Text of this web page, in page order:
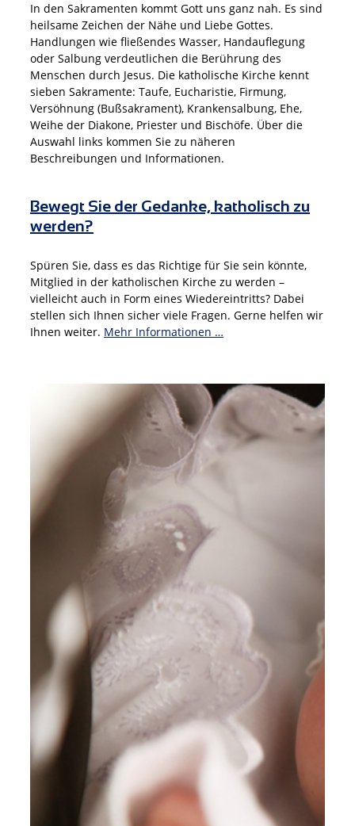
In den Sakramenten kommt Gott uns ganz nah. Es sind
heilsame Zeichen der Nähe und Liebe Gottes.
Handlungen wie fließendes Wasser, Handauflegung
oder Salbung verdeutlichen die Berührung des
Menschen durch Jesus. Die katholische Kirche kennt
sieben Sakramente: Taufe, Eucharistie, Firmung,
Versöhnung (Bußsakrament), Krankensalbung, Ehe,
Weihe der Diakone, Priester und Bischöfe. Über die
Auswahl links kommen Sie zu näheren
Beschreibungen und Informationen.
Bewegt Sie der Gedanke, katholisch zu
werden?
Spüren Sie, dass es das Richtige für Sie sein könnte,
Mitglied in der katholischen Kirche zu werden –
vielleicht auch in Form eines Wiedereintritts? Dabei
stellen sich Ihnen sicher viele Fragen. Gerne helfen wir
Ihnen weiter. Mehr Informationen …